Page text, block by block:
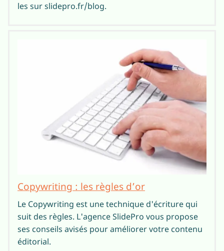
les sur slidepro.fr/blog.
Copywriting : les règles d’or
Le Copywriting est une technique d'écriture qui
suit des règles. L'agence SlidePro vous propose
ses conseils avisés pour améliorer votre contenu
éditorial.